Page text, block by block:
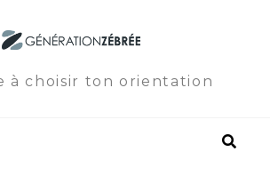
à choisir ton orientation